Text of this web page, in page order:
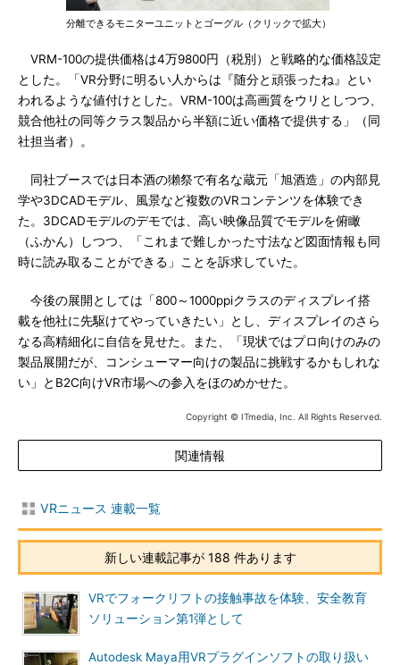
分離できるモニターユニットとゴーグル（クリックで拡大）
VRM-100の提供価格は4万9800円（税別）と戦略的な価格設定
とした。「VR分野に明るい人からは『随分と頑張ったね』とい
われるような値付けとした。VRM-100は高画質をウリとしつつ、
競合他社の同等クラス製品から半額に近い価格で提供する」（同
社担当者）。
同社ブースでは日本酒の獺祭で有名な蔵元「旭酒造」の内部見
学や3DCADモデル、風景など複数のVRコンテンツを体験でき
た。3DCADモデルのデモでは、高い映像品質でモデルを俯瞰
（ふかん）しつつ、「これまで難しかった寸法など図面情報も同
時に読み取ることができる」ことを訴求していた。
今後の展開としては「800～1000ppiクラスのディスプレイ搭
載を他社に先駆けてやっていきたい」とし、ディスプレイのさら
なる高精細化に自信を見せた。また、「現状ではプロ向けのみの
製品展開だが、コンシューマー向けの製品に挑戦するかもしれな
い」とB2C向けVR市場への参入をほのめかせた。
Copyright © ITmedia, Inc. All Rights Reserved.
関連情報
VRニュース 連載一覧
新しい連載記事が 188 件あります
VRでフォークリフトの接触事故を体験、安全教育
ソリューション第1弾として
Autodesk Maya用VRプラグインソフトの取り扱い